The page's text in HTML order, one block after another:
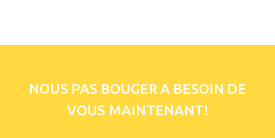
NOUS PAS BOUGER A BESOIN DE
VOUS MAINTENANT!